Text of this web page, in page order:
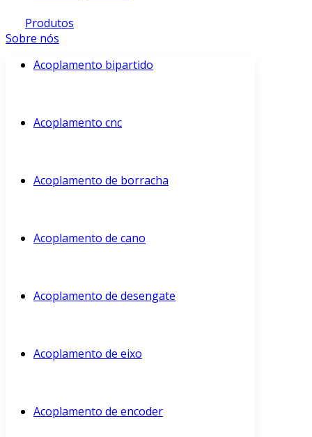
Produtos
Sobre nós
Acoplamento bipartido
Acoplamento cnc
Acoplamento de borracha
Acoplamento de cano
Acoplamento de desengate
Acoplamento de eixo
Acoplamento de encoder